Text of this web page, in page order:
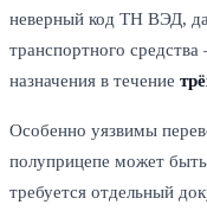
неверный код ТН ВЭД,
транспортного
назначения в течение
Особенно уязвимы
полуприцепе может
требуется отдельный